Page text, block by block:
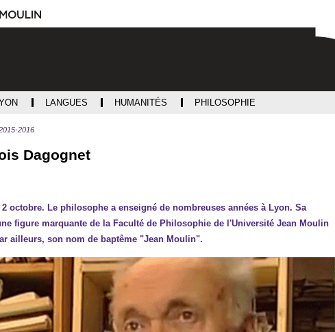
LANGUES HUMANITÉS PHILOSOPHIE
2016
Dagognet
octobre. Le philosophe a enseigné de nombreuses années à Lyon. Sa
figure marquante de la Faculté de Philosophie de l'Université Jean Moulin
ailleurs, son nom de baptême "Jean Moulin".